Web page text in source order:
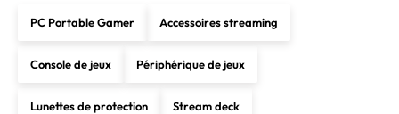
PC Portable Gamer Accessoires streaming
Console de jeux Périphérique de jeux
Lunettes de protection Stream deck